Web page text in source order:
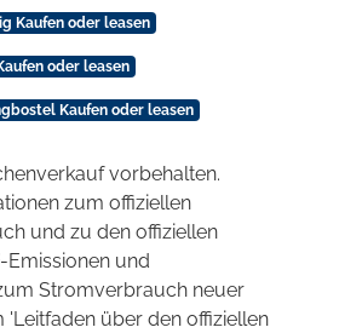
Kaufen oder leasen
oder leasen
Kaufen oder leasen
vorbehalten.
zum offiziellen
und zu den offiziellen
-Emissionen und
Stromverbrauch neuer
'Leitfaden über den offiziellen